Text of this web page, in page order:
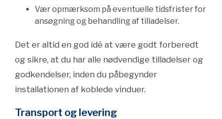
Vær opmærksom på eventuelle tidsfrister for
ansøgning og behandling af tilladelser.
Det er altid en god idé at være godt forberedt
og sikre, at du har alle nødvendige tilladelser og
godkendelser, inden du påbegynder
installationen af koblede vinduer.
Transport og levering